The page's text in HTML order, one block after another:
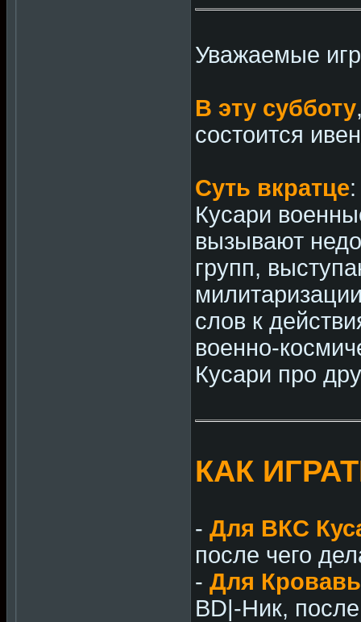
Уважаемые
В эту субботу
состоится
Суть вкратце
Кусари
вызывают
групп,
слов к
военно-
Кусари про
КАК
- Для ВКС
после чего
- Для
BD|-Ник,